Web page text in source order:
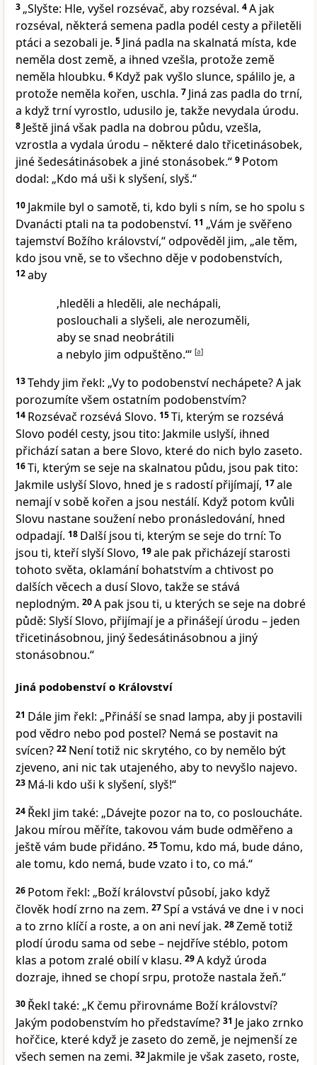
3 „Slyšte: Hle, vyšel rozsévač, aby rozséval. 4A jak
rozséval, některá semena padla podél cesty a přiletěli
ptáci a sezobali je. 5 Jiná padla na skalnatá místa, kde
neměla dost země, a ihned vzešla, protože země
neměla hloubku. 6 Když pak vyšlo slunce, spálilo je, a
protože neměla kořen, uschla. 7 Jiná zas padla do trní,
a když trní vyrostlo, udusilo je, takže nevydala úrodu.
8 Ještě jiná však padla na dobrou půdu, vzešla,
vzrostla a vydala úrodu – některé dalo třicetinásobek,
jiné šedesátinásobek a jiné stonásobek.“ 9 Potom
dodal: „Kdo má uši k slyšení, slyš.“
10 Jakmile byl o samotě, ti, kdo byli s ním, se ho spolu s
Dvanácti ptali na ta podobenství. 11 „Vám je svěřeno
tajemství Božího království,“ odpověděl jim, „ale těm,
kdo jsou vně, se to všechno děje v podobenstvích,
12aby
‚hleděli a hleděli, ale nechápali,
poslouchali a slyšeli, ale nerozuměli,
aby se snad neobrátili
a nebylo jim odpuštěno.‘“ [a]
13Tehdy jim řekl: „Vy to podobenství nechápete? A jak
porozumíte všem ostatním podobenstvím?
14 Rozsévač rozsévá Slovo. 15Ti, kterým se rozsévá
Slovo podél cesty, jsou tito: Jakmile uslyší, ihned
přichází satan a bere Slovo, které do nich bylo zaseto.
16Ti, kterým se seje na skalnatou půdu, jsou pak tito:
Jakmile uslyší Slovo, hned je s radostí přijímají, 17ale
nemají v sobě kořen a jsou nestálí. Když potom kvůli
Slovu nastane soužení nebo pronásledování, hned
odpadají. 18 Další jsou ti, kterým se seje do trní: To
jsou ti, kteří slyší Slovo, 19ale pak přicházejí starosti
tohoto světa, oklamání bohatstvím a chtivost po
dalších věcech a dusí Slovo, takže se stává
neplodným. 20A pak jsou ti, u kterých se seje na dobré
půdě: Slyší Slovo, přijímají je a přinášejí úrodu – jeden
třicetinásobnou, jiný šedesátinásobnou a jiný
stonásobnou.“
Jiná podobenství o Království
21 Dále jim řekl: „Přináší se snad lampa, aby ji postavili
pod vědro nebo pod postel? Nemá se postavit na
svícen? 22 Není totiž nic skrytého, co by nemělo být
zjeveno, ani nic tak utajeného, aby to nevyšlo najevo.
23 Má-li kdo uši k slyšení, slyš!“
24 Řekl jim také: „Dávejte pozor na to, co posloucháte.
Jakou mírou měříte, takovou vám bude odměřeno a
ještě vám bude přidáno. 25Tomu, kdo má, bude dáno,
ale tomu, kdo nemá, bude vzato i to, co má.“
26 Potom řekl: „Boží království působí, jako když
člověk hodí zrno na zem. 27Spí a vstává ve dne i v noci
a to zrno klíčí a roste, a on ani neví jak. 28Země totiž
plodí úrodu sama od sebe – nejdříve stéblo, potom
klas a potom zralé obilí v klasu. 29A když úroda
dozraje, ihned se chopí srpu, protože nastala žeň.“
30 Řekl také: „K čemu přirovnáme Boží království?
Jakým podobenstvím ho představíme? 31 Je jako zrnko
hořčice, které když je zaseto do země, je nejmenší ze
všech semen na zemi. 32 Jakmile je však zaseto, roste,